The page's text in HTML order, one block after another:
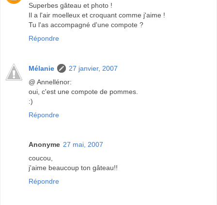
Superbes gâteau et photo !
Il a l'air moelleux et croquant comme j'aime !
Tu l'as accompagné d'une compote ?
Répondre
Mélanie
27 janvier, 2007
@ Annellénor:
oui, c'est une compote de pommes.
:)
Répondre
Anonyme 27 mai, 2007
coucou,
j'aime beaucoup ton gâteau!!
Répondre